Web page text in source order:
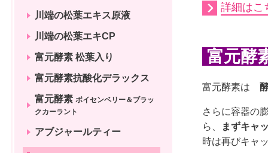
詳細はこ
富元酵
富元酵素は
さらに容器の
ら、
まずキャ
時は再びキャ
川端の松葉エキス原液
川端の松葉エキCP
富元酵素 松葉入り
富元酵素抗酸化デラックス
富元酵素 ボイセンベリー＆ブラッ
クカーラント
アブジャールティー